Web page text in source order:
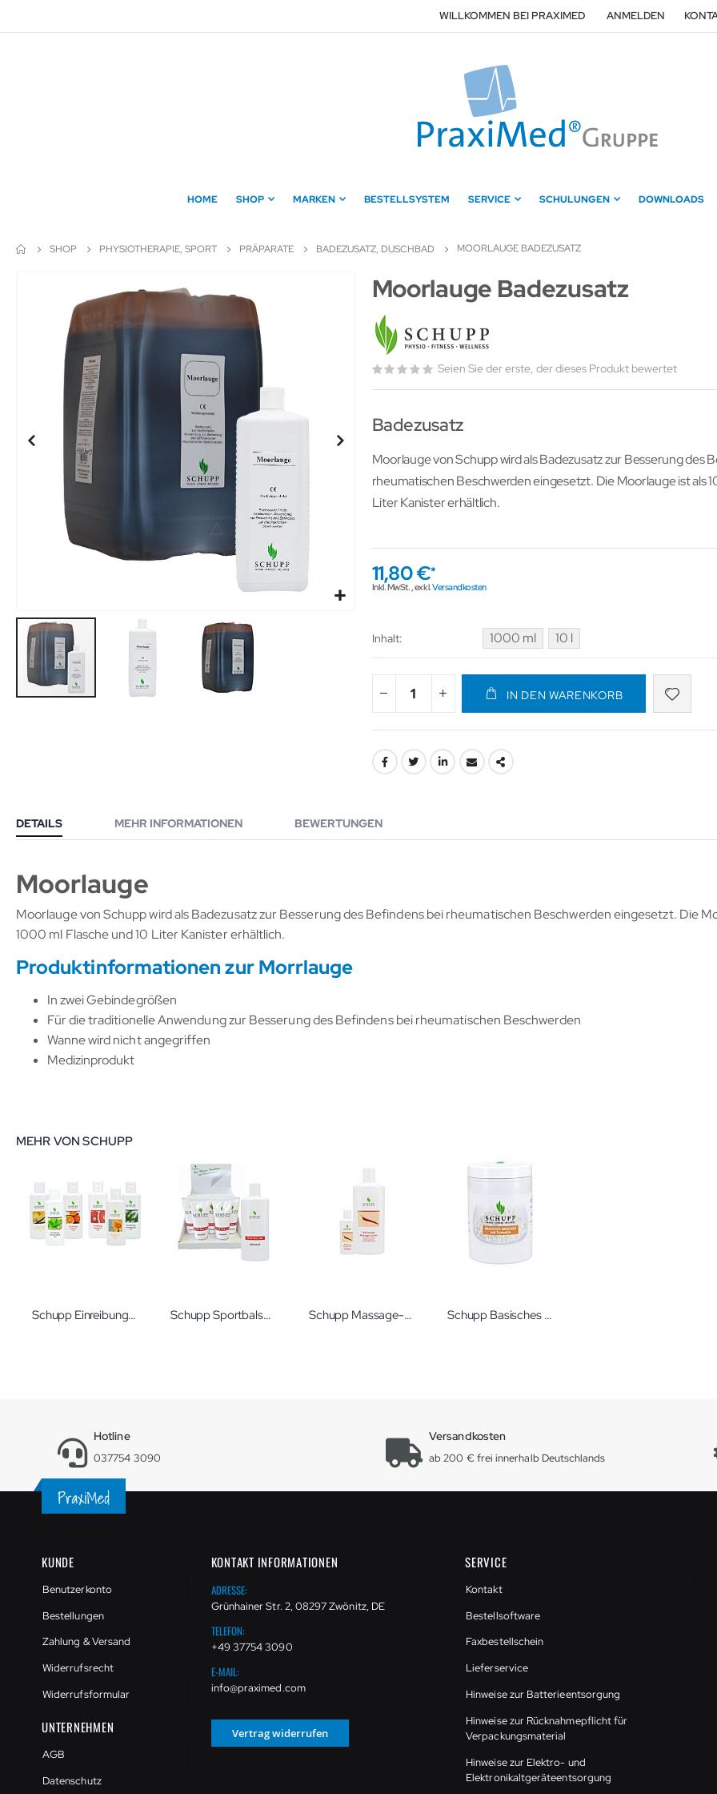
zum
WILLKOMMEN BEI PRAXIMED ANMELDEN
HOME SHOP MARKEN BESTELLSYSTEM SERVICE SCHULUNGEN DOWNLOADS
SHOP PHYSIOTHERAPIE, SPORT PRÄPARATE BADEZUSATZ, DUSCHBAD MOORLAUGE BADEZUSATZ
Bildergalerie
Zum
Anfang
Bildergalerie
springen
Moorlauge Badezusatz
Seien Sie der erste, der dieses Produkt bewertet
Badezusatz
Moorlauge von Schupp wird als Badezusatz zur Besserung des
rheumatischen Beschwerden eingesetzt. Die Moorlauge ist als
Liter Kanister erhältlich.
11,80 €
Inkl. MwSt.,exkl.Versandkosten
Inhalt 1000 ml 10 l
IN DEN WARENKORB
DETAILS
Moorlauge
Moorlauge von Schupp wird als Badezusatz zur Besserung des Befindens bei rheumatischen Beschwerden eingesetzt. Die
1000 ml Flasche und 10 Liter Kanister erhältlich.
Produktinformationen zur Morrlauge
In zwei Gebindegrößen
Für die traditionelle Anwendung zur Besserung des Befindens bei rheumatischen Beschwerden
Wanne wird nicht angegriffen
Medizinprodukt
MEHR INFORMATIONEN BEWERTUNGEN
MEHR VON SCHUPP
Schupp Einreibung 45 % Tinktur Schupp Sportbalsam wärmend Schupp Massage-Lotion wärmend Schupp Basisches Badesalz mit Turmalin Badezusatz
Hotline
037754 3090
Versandkosten
ab 200 € frei innerhalb Deutschlands
KUNDE
Benutzerkonto
Bestellungen
Zahlung & Versand
Widerrufsrecht
Widerrufsformular
UNTERNEHMEN
AGB
Datenschutz
KONTAKT INFORMATIONEN
ADRESSE:
Grünhainer Str. 2, 08297 Zwönitz, DE
TELEFON:
+49 37754 3090
E-MAIL:
info@praximed.com
Vertrag widerrufen
SERVICE
Kontakt
Bestellsoftware
Faxbestellschein
Lieferservice
Hinweise zur Batterieentsorgung
Hinweise zur Rücknahmepflicht für
Verpackungsmaterial
Hinweise zur Elektro- und
Elektronikaltgeräteentsorgung